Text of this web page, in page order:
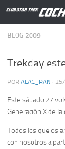
Saltar al
BLOG 2009
Trekday
POR ALAC_RAN ·
Este sábado 27
Generación X de la
Todos los que os
con nosotros a